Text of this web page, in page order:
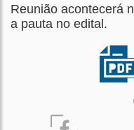
Reunião acontecerá
a pauta no edital.